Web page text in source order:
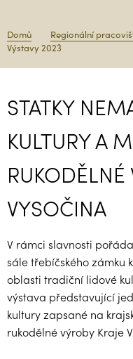
Domů Regionální
Výstavy 2023
STATKY
KULTURY A
RUKODĚLNÉ
VYSOČINA
V rámci slavnosti
sále třebíčského zámku
oblasti tradiční lidové
výstava představující
kultury zapsané na
rukodělné výroby Kraje